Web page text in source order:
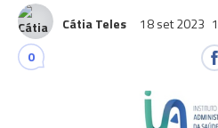
Cátia Teles 18 set 2023
0